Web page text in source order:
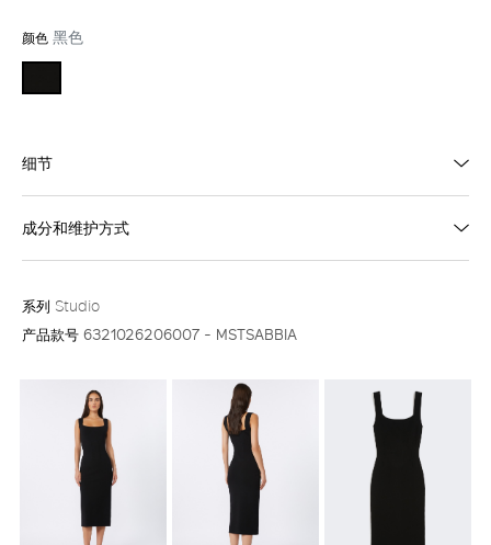
颜色 黑色
细节
成分和维护方式
系列 Studio
产品款号 6321026206007 - MSTSABBIA